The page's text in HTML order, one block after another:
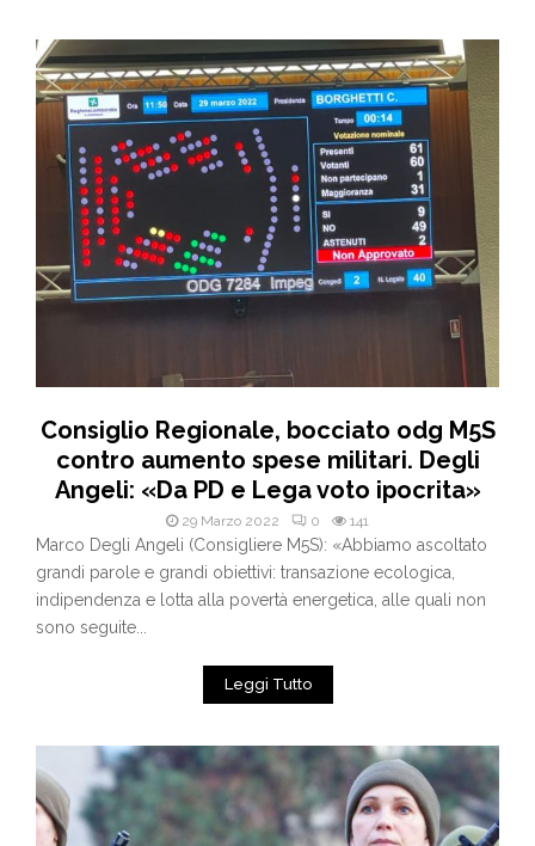
Consiglio Regionale, bocciato odg M5S
contro aumento spese militari. Degli
Angeli: «Da PD e Lega voto ipocrita»
29 Marzo 2022 0 141
Marco Degli Angeli (Consigliere M5S): «Abbiamo ascoltato
grandi parole e grandi obiettivi: transazione ecologica,
indipendenza e lotta alla povertà energetica, alle quali non
sono seguite...
Leggi Tutto